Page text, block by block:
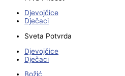
Djevojčice
Dječaci
Sveta Potvrda
Djevojčice
Dječaci
Božić